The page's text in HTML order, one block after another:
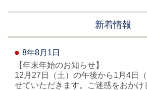
新着情報
8年8月1日
【年末年始のお知らせ】
12月27日（土）の午後から1月4日
せていただきます。ご迷惑をおかけ